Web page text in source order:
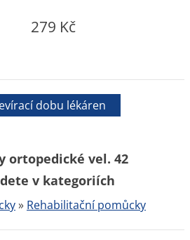
279 Kč
dobu lékáren
ortopedické vel. 42
v kategoriích
» Rehabilitační pomůcky